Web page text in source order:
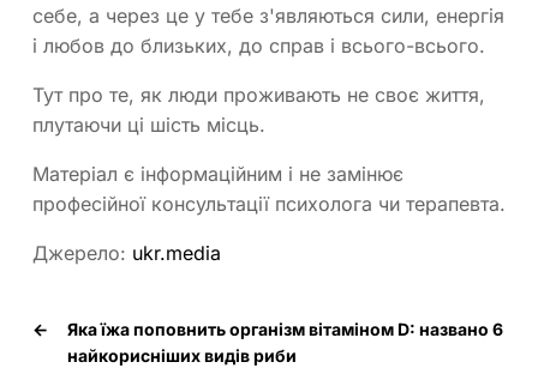
себе, а через це у тебе з'являються сили, енергія
і любов до близьких, до справ і всього-всього.
Тут про те, як люди проживають не своє життя,
плутаючи ці шість місць.
Матеріал є інформаційним і не замінює
професійної консультації психолога чи терапевта.
Джерело: ukr.media
←
Яка їжа поповнить організм вітаміном D: названо 6
найкорисніших видів риби